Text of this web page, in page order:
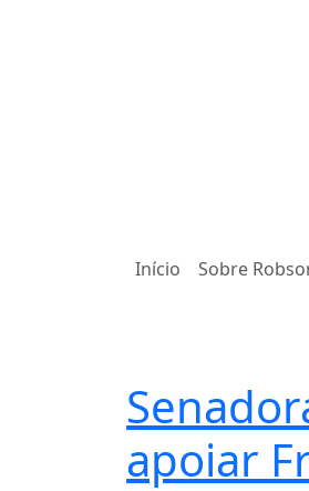
Início Sobre
apoiar